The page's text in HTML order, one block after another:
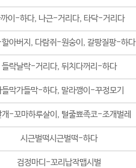
이-하다, 나근-거리다, 타닥-거리다
아버지, 다람쥐-원숭이, 갈팡질팡-하다
들락날락-거리다, 뒤치다꺼리-하다
들막가들막-하다, 말라깽이-꾸정모기
개-꼬마하루살이, 털줄뾰족코-조개벌레
시근벌떡시근벌떡-하다
검정마디-꼬리납작맵시벌